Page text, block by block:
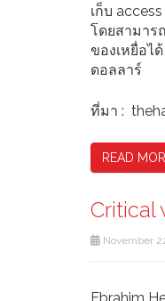
เก็บ
โดยสามาร
ของเหยื่อไ
ดอลลาร์
ที่มา :
READ
Critical
November